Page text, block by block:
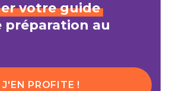
votre guide
au
J'EN PROFITE !